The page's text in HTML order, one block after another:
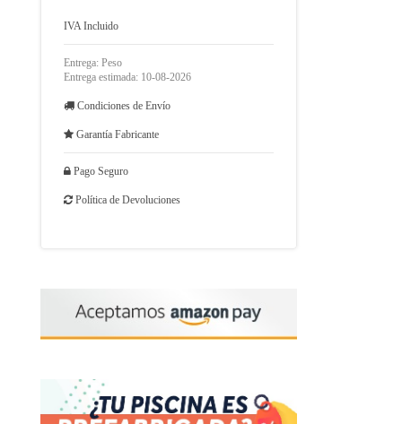
IVA Incluido
Entrega: Peso
Entrega estimada: 10-08-2026
Condiciones de Envío
Garantía Fabricante
Pago Seguro
 Política de Devoluciones